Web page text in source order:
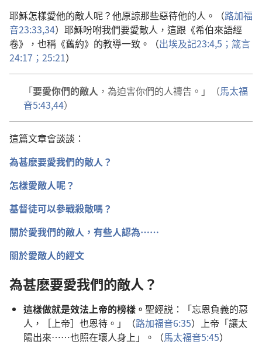
耶穌怎樣愛他的敵人呢？他原諒那些惡待他的人。（路加福
音23:33,34）耶穌吩咐我們要愛敵人，這跟《希伯來語經
卷》，也稱《舊約》的教導一致。（出埃及記23:4,5； 箴言
24:17； 25:21）
「要愛你們的敵人 ，為迫害你們的人禱告。」（馬太福
音5:43,44）
這篇文章會談談：
為甚麽要愛我們的敵人？
怎樣愛敵人呢？
基督徒可以參戰殺敵嗎？
關於愛我們的敵人，有些人認為……
關於愛敵人的經文
為甚麽要愛我們的敵人？
這樣做就是效法上帝的榜樣。 聖經説：「忘恩負義的惡
人，［上帝］也恩待。」（路加福音6:35）上帝「讓太
陽出來……也照在壞人身上」。（馬太福音5:45）